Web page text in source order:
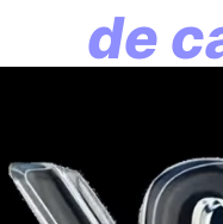
de